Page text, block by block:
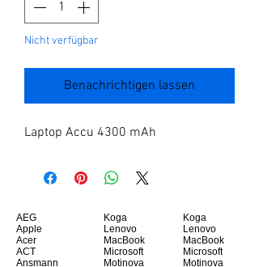
Nicht verfügbar
Benachrichtigen lassen
Laptop Accu 4300 mAh
AEG
Apple
Acer
ACT
Ansmann
Koga
Lenovo
MacBook
Microsoft
Motinova
Koga
Lenovo
MacBook
Microsoft
Motinova